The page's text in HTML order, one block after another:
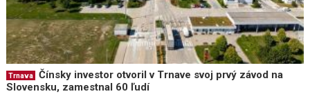
Trnava
Čínsky investor otvoril v Trnave svoj prvý závod na
Slovensku, zamestnal 60 ľudí